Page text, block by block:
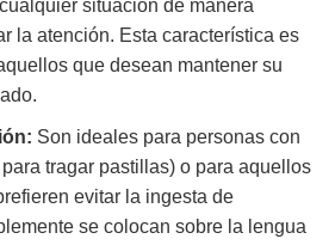
situación de manera
la atención. Esta característica es
que desean mantener su
Son ideales para personas con
tragar pastillas) o para aquellos
evitar la ingesta de
se colocan sobre la lengua